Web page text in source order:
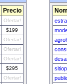
Precio
Ofertar!
$199
Ofertar!
Ofertar!
Ofertar!
$295
Ofertar!